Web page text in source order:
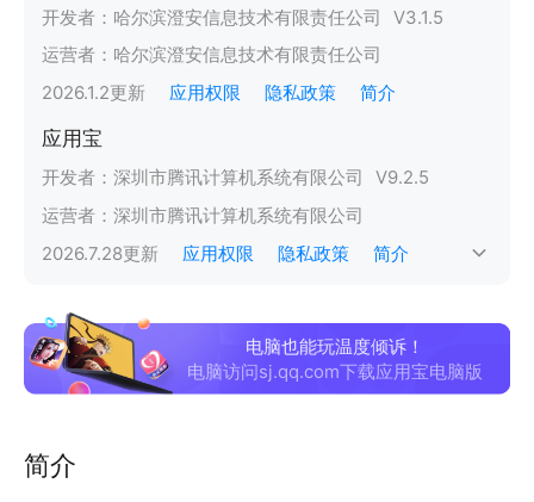
开发者： 哈尔滨澄安信息技术有限责任公司 V3.1.5
运营者： 哈尔滨澄安信息技术有限责任公司
2026.1.2更新 应用权限 隐私政策 简介
应用宝
开发者： 深圳市腾讯计算机系统有限公司 V9.2.5
运营者： 深圳市腾讯计算机系统有限公司
2026.7.28更新 应用权限 隐私政策 简介
电脑也能玩温度倾诉！
电脑访问sj.qq.com下载应用宝电脑版
简介